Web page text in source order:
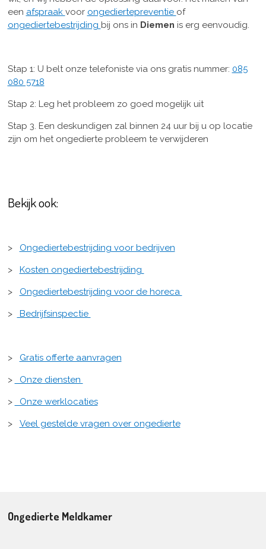
een afspraak voor ongediertepreventie of
ongediertebestrijding bij ons in Diemen is erg eenvoudig.
Stap 1: U belt onze telefoniste via ons gratis nummer: 085
080 5718
Stap 2: Leg het probleem zo goed mogelijk uit
Stap 3. Een deskundigen zal binnen 24 uur bij u op locatie
zijn om het ongedierte probleem te verwijderen
Bekijk ook:
> Ongediertebestrijding voor bedrijven
> Kosten ongediertebestrijding
> Ongediertebestrijding voor de horeca
> Bedrijfsinspectie
> Gratis offerte aanvragen
> Onze diensten
> Onze werklocaties
> Veel gestelde vragen over ongedierte
Ongedierte Meldkamer